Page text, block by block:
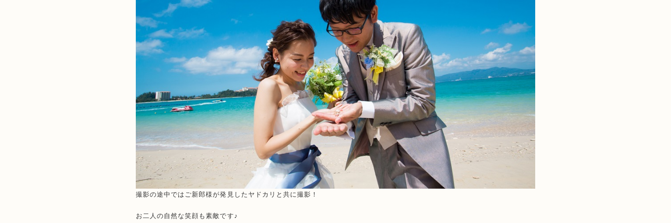
撮影の途中ではご新郎様が発見したヤドカリと共に撮影！
お二人の自然な笑顔も素敵です♪